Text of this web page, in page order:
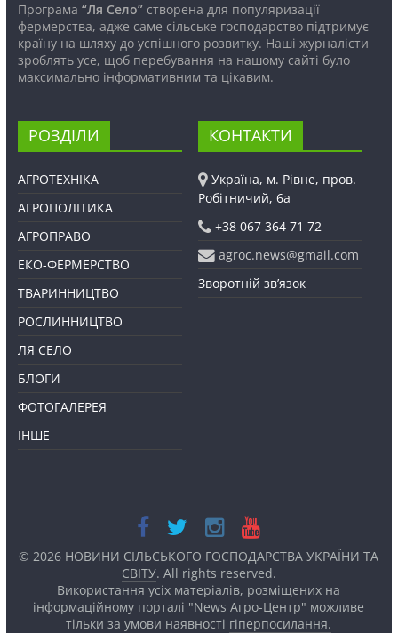
Програма “Ля Село”створена для популяризації
фермерства, адже саме сільське господарство підтримує
країну на шляху до успішного розвитку. Наші журналісти
зроблять усе, щоб перебування на нашому сайті було
максимально інформативним та цікавим.
РОЗДІЛИ
АГРОТЕХНІКА
АГРОПОЛІТИКА
АГРОПРАВО
ЕКО-ФЕРМЕРСТВО
ТВАРИННИЦТВО
РОСЛИННИЦТВО
ЛЯ СЕЛО
БЛОГИ
ФОТОГАЛЕРЕЯ
ІНШЕ
КОНТАКТИ
Україна, м. Рівне, пров.
Робітничий, 6а
+38 067 364 71 72
agroc.news@gmail.com
Зворотній зв’язок
© 2026 НОВИНИ СІЛЬСЬКОГО ГОСПОДАРСТВА УКРАЇНИ ТА
СВІТУ. All rights reserved.
Використання усіх матеріалів, розміщених на
інформаційному порталі "News Агро-Центр" можливе
тільки за умови наявності гіперпосилання.